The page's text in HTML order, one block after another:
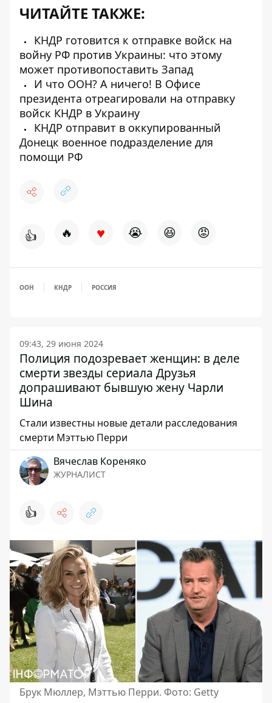
ЧИТАЙТЕ ТАКЖЕ:
КНДР готовится к отправке войск на
войну РФ против Украины: что этому
может противопоставить Запад
И что ООН? А ничего! В Офисе
президента отреагировали на отправку
войск КНДР в Украину
КНДР отправит в оккупированный
Донецк военное подразделение для
помощи РФ
👍 🔥 ♥ 😭 😆 😡
ООН КНДР РОССИЯ
09:43, 29 июня 2024
Полиция подозревает женщин: в деле
смерти звезды сериала Друзья
допрашивают бывшую жену Чарли
Шина
Стали известны новые детали расследования
смерти Мэттью Перри
Вячеслав Кореняко
ЖУРНАЛИСТ
👍
Брук Мюллер, Мэттью Перри. Фото: Getty